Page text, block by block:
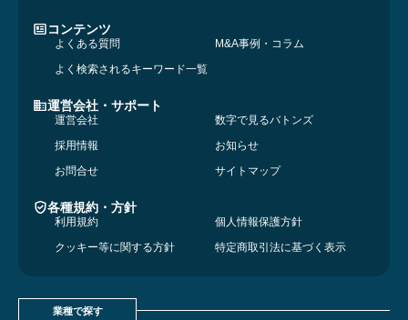
コンテンツ
よくある質問
M&A事例・コラム
よく検索されるキーワード一覧
運営会社・サポート
運営会社
数字で見るバトンズ
採用情報
お知らせ
お問合せ
サイトマップ
各種規約・方針
利用規約
個人情報保護方針
クッキー等に関する方針
特定商取引法に基づく表示
業種で探す